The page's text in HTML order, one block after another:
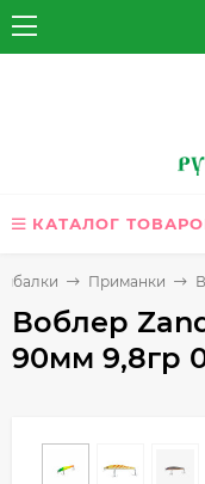
КАТАЛОГ
Приманки
Воблер
90мм 9,8гр